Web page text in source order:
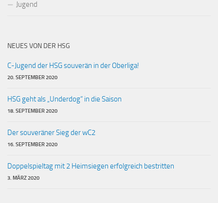
Jugend
NEUES VON DER HSG
C-Jugend der HSG souverän in der Oberliga!
20. SEPTEMBER 2020
HSG geht als „Underdog“ in die Saison
18. SEPTEMBER 2020
Der souveräner Sieg der wC2
16. SEPTEMBER 2020
Doppelspieltag mit 2 Heimsiegen erfolgreich bestritten
3. MÄRZ 2020